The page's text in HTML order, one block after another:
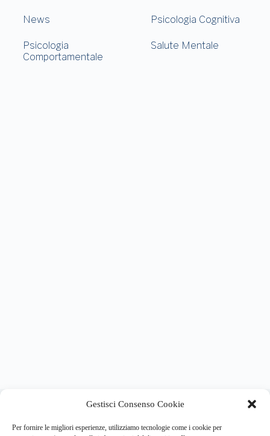
Gestisci Consenso Cookie
Per fornire le migliori esperienze, utilizziamo tecnologie come i cookie per
News Psicologia Cognitiva
Psicologia
Comportamentale
Salute Mentale
psicologia e salute mentale.